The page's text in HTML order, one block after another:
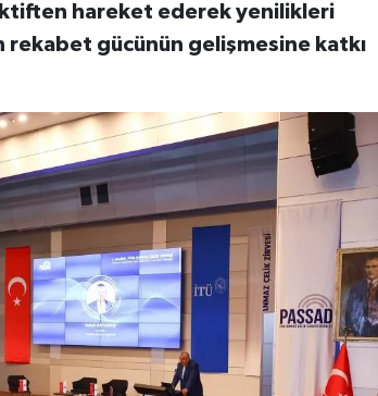
hareket ederek yenilikleri
gücünün gelişmesine katkı